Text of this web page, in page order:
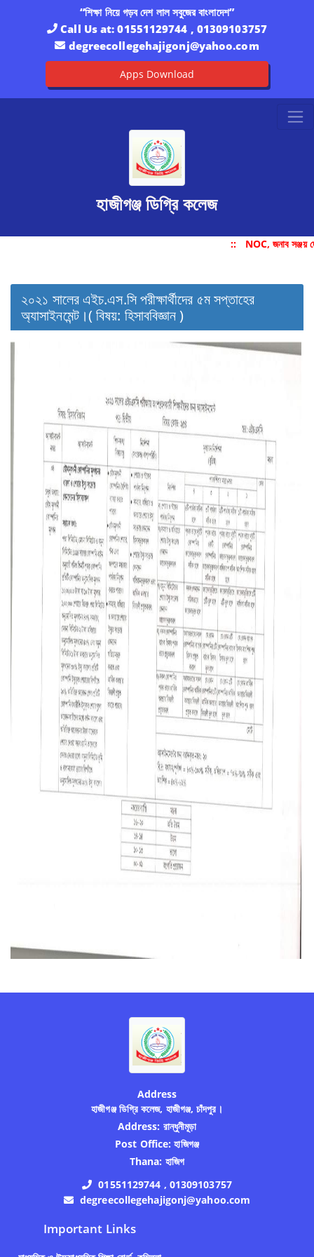
“শিক্ষা নিয়ে গড়ব দেশ লাল সবুজের বাংলাদেশ”
Call Us at:01551129744 , 01309103757
degreecollegehajigonj@yahoo.com
Apps Download
হাজীগঞ্জ ডিগ্রি কলেজ
:: NOC, জনাব সঞ্জয়
২০২১ সালের এইচ.এস.সি পরীক্ষার্থীদের ৫ম সপ্তাহের
অ্যাসাইনমেন্ট।( বিষয়: হিসাববিজ্ঞান )
Address
হাজীগঞ্জ ডিগ্রি কলেজ, হাজীগঞ্জ, চাঁদপুর।
Address: রান্ধুনীমূড়া
Post Office: হাজিগঞ্জ
Thana: হাজিগ
01551129744 , 01309103757
degreecollegehajigonj@yahoo.com
Important Links